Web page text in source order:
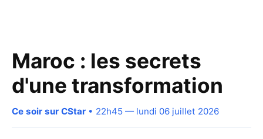
Maroc : les secrets
d'une transformation
Ce soir sur CStar • 22h45 — lundi 06 juillet 2026